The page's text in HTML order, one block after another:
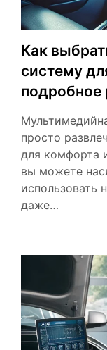
Как
систему
подробное
просто
для комфорта
вы можете
использовать
даже…